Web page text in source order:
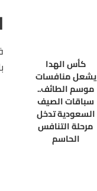
كأس الهدا
يشعل منافسات
موسم الطائف..
سباقات الصيف
السعودية تدخل
مرحلة التنافس
الحاسم